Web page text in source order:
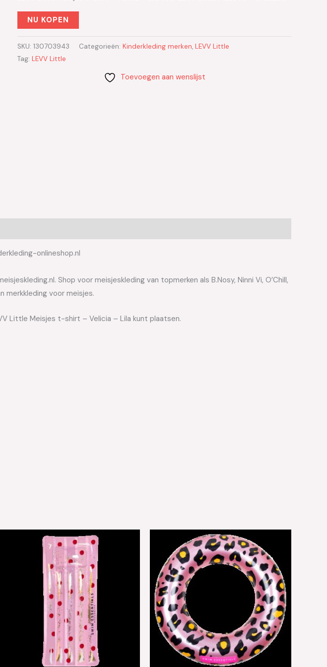
NU KOPEN
SKU: 130703943 Categorieën: Kinderkleding merken, LEVV Little
Tag: LEVV Little
Toevoegen aan wenslijst
onlineshop.nl
Shop voor meisjeskleding van topmerken als B.Nosy, Ninni Vi, O’Chill,
voor meisjes.
Little Meisjes t-shirt – Velicia – Lila kunt plaatsen.